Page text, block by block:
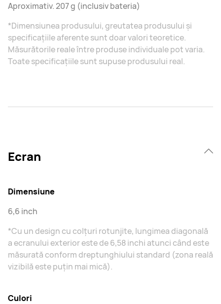
Aproximativ. 207 g (inclusiv bateria)
*Dimensiunea produsului, greutatea produsului și
specificațiile aferente sunt doar valori teoretice.
Măsurătorile reale între produse individuale pot varia.
Toate specificațiile sunt supuse produsului real.
Ecran
Dimensiune
6,6 inch
*Cu un design cu colțuri rotunjite, lungimea diagonală
a ecranului exterior este de 6,58 inchi atunci când este
măsurată conform dreptunghiului standard (zona reală
vizibilă este puțin mai mică).
Culori